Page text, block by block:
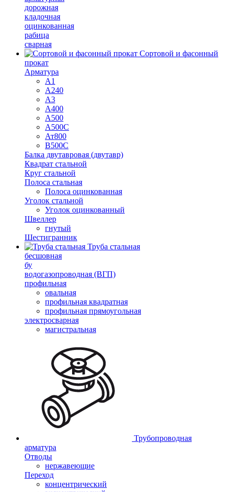
дорожная
кладочная
оцинкованная
рабица
сварная
Сортовой и фасонный
прокат
Арматура
А1
А240
А3
А400
А500
А500С
Ат800
В500С
Балка двутавровая (двутавр)
Квадрат стальной
Круг стальной
Полоса стальная
Полоса оцинкованная
Уголок стальной
Уголок оцинкованный
Швеллер
гнутый
Шестигранник
Труба стальная
бесшовная
бу
водогазопроводная (ВГП)
профильная
овальная
профильная квадратная
профильная прямоугольная
электросварная
магистральная
Трубопроводная
арматура
Отводы
нержавеющие
Переход
концентрический